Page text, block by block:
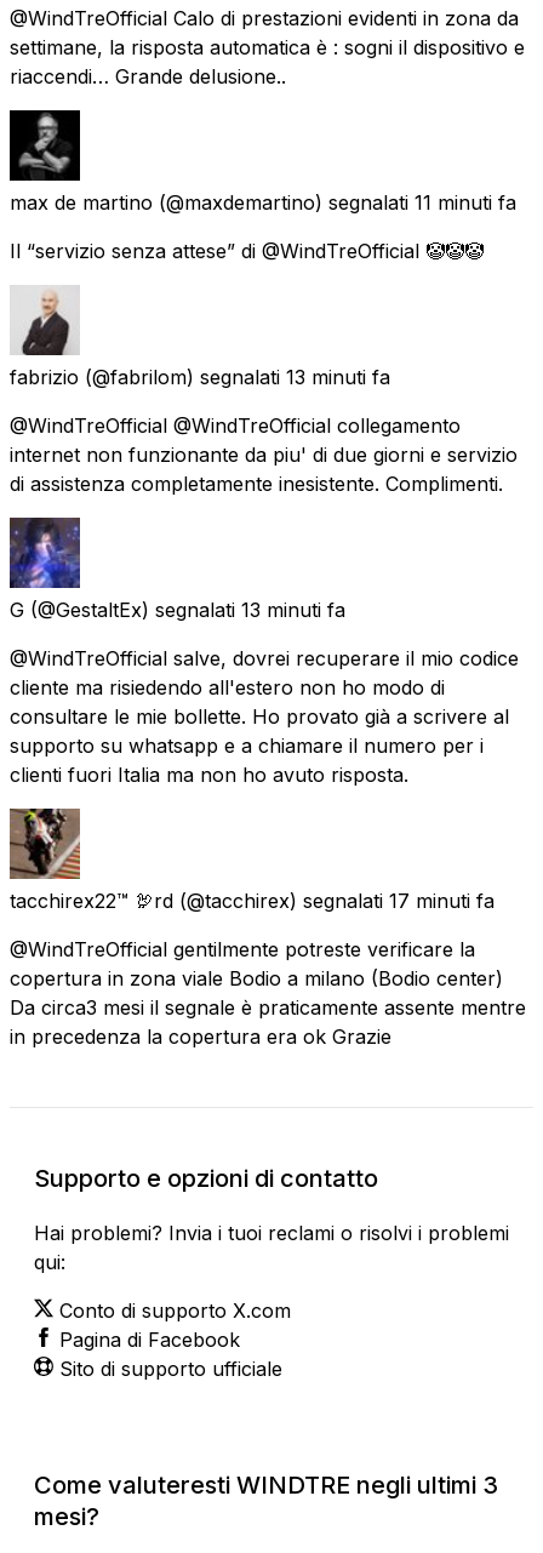
@WindTreOfficial Calo di prestazioni evidenti in zona da
settimane, la risposta automatica è : sogni il dispositivo e
riaccendi… Grande delusione..
max de martino (@maxdemartino) segnalati 11 minuti fa
Il “servizio senza attese” di @WindTreOfficial 🤡🤡🤡
fabrizio (@fabrilom) segnalati 13 minuti fa
@WindTreOfficial @WindTreOfficial collegamento
internet non funzionante da piu' di due giorni e servizio
di assistenza completamente inesistente. Complimenti.
G (@GestaltEx) segnalati 13 minuti fa
@WindTreOfficial salve, dovrei recuperare il mio codice
cliente ma risiedendo all'estero non ho modo di
consultare le mie bollette. Ho provato già a scrivere al
supporto su whatsapp e a chiamare il numero per i
clienti fuori Italia ma non ho avuto risposta.
tacchirex22™ 🦃rd (@tacchirex) segnalati 17 minuti fa
@WindTreOfficial gentilmente potreste verificare la
copertura in zona viale Bodio a milano (Bodio center)
Da circa3 mesi il segnale è praticamente assente mentre
in precedenza la copertura era ok Grazie
Supporto e opzioni di contatto
Hai problemi? Invia i tuoi reclami o risolvi i problemi
qui:
Conto di supporto X.com
Pagina di Facebook
Sito di supporto ufficiale
Come valuteresti WINDTRE negli ultimi 3
mesi?